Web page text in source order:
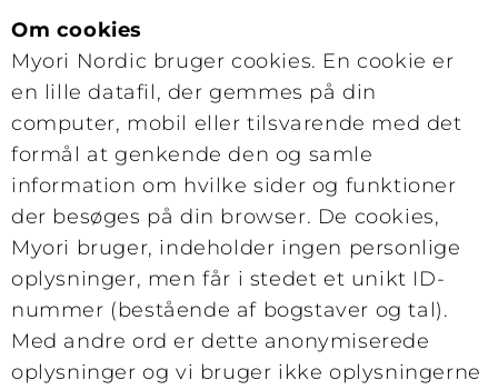
Om cookies
Myori Nordic bruger cookies. En cookie er
en lille datafil, der gemmes på din
computer, mobil eller tilsvarende med det
formål at genkende den og samle
information om hvilke sider og funktioner
der besøges på din browser. De cookies,
Myori bruger, indeholder ingen personlige
oplysninger, men får i stedet et unikt ID-
nummer (bestående af bogstaver og tal).
Med andre ord er dette anonymiserede
oplysninger og vi bruger ikke oplysningerne